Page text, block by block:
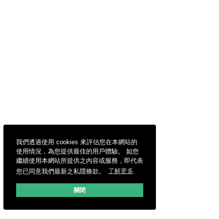
我們透過使用 cookies 來評估您在本網站的
使用情況，為您提供最佳的用戶體驗。 如您
繼續使用本網站所提供之內容或服務，即代表
您已同意我們最新之私隱條款。
了解更多
關閉